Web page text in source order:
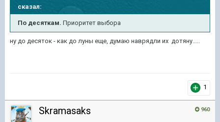
сказал:
По десяткам. Приоритет выбора
ну до десяток - как до луны еще, думаю наврядли их дотяну.....
1
960
Skramasaks